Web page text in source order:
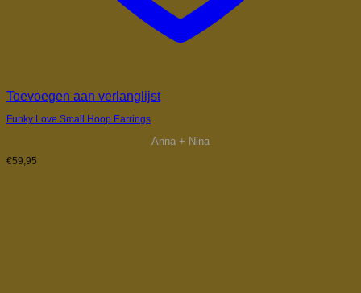
Toevoegen aan verlanglijst
Funky Love Small Hoop Earrings
Anna + Nina
€59,95